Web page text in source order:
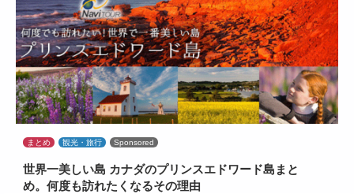
まとめ 観光・旅行 Sponsored
世界一美しい島 カナダのプリンスエドワード島まと
め。何度も訪れたくなるその理由